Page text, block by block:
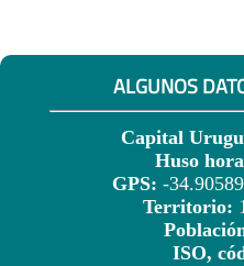
ALGUNOS
Capital
Huso
GPS: -
Territorio:
ISO,